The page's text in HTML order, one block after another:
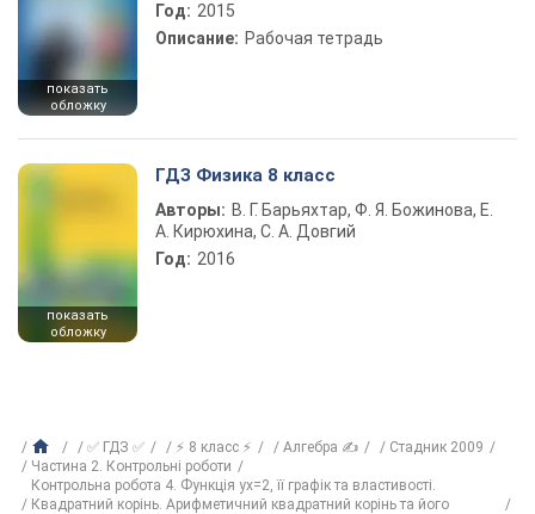
показать
обложку
Год: 2015
Описание: Рабочая тетрадь
показать
обложку
ГДЗ Физика 8 класс
Авторы: В. Г. Барьяхтар, Ф. Я. Божинова, Е.
А. Кирюхина, С. А. Довгий
Год: 2016
✅ ГДЗ ✅ ⚡ 8 класс ⚡ Алгебра ✍
Стадник 2009
Частина 2. Контрольні роботи
Контрольна робота 4. Функція yx=2, її графік та властивості.
Квадратний корінь. Арифметичний квадратний корінь та його